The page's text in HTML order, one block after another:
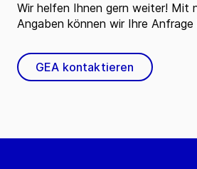
Wir helfen Ihnen gern weiter! Mit
Angaben können wir Ihre
GEA kontaktieren